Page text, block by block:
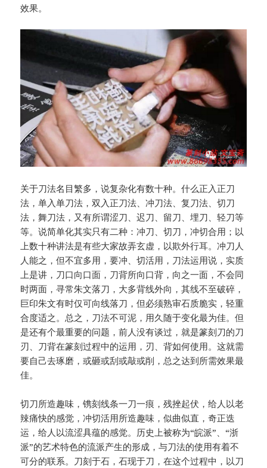
效果。
关于刀法名目繁多，说复杂化有数十种。什么正入正刀
法，单入单刀法，双入正刀法、冲刀法、复刀法、切刀
法，舞刀法，又有所谓涩刀、迟刀、留刀、埋刀、轻刀等
等。说简单化其实只有二种：冲刀、切刀，冲切合用；以
上数十种讲法是有些大家故弄玄虚，以欺外行耳。冲刀人
人能之，但不宜多用，要冲、切活用，刀法运用说，实质
上是讲，刀口向口面，刀背所向口背，向之一面，不会同
时两面，寻常朱文落刀，大多背线外向，其线不至破碎，
巨印朱文有时仅可向线落刀，但必须熟审石质脆实，轻重
合度适之。总之，刀法不可泥，用久随于变化最为佳。但
是还有个最重要的问题，前人没有谈过，就是篆刻刀的刀
刃、刀背在篆刻过程中的运用，刃、背如何使用。这就需
要自己去琢磨，或砸或刮或敲或削，总之达到所需效果最
佳。
切刀所造趣味，镌刻线条一刀一痕，残挫起伏，给人以老
辣痛快的感觉，冲切活用所造趣味，似曲似直，奇正迭
运，给人以流涩具蕴的感觉。历史上被称为“皖派”、“浙
派”的艺术特色的流派产生的形成，与刀法的使用有着不
可分的联系。刀刻于石，石现于刀，在这个过程中，以刀